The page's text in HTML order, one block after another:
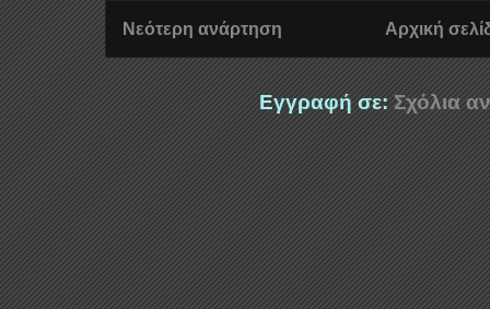
Νεότερη ανάρτηση Αρχική
Εγγραφή σε:Σχόλια